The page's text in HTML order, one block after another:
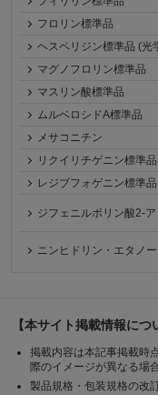
フロリン標準品
ヘスペリジン標準品 (光
マグノフロリン標準品
マスリン酸標準品
ムルベロシドA標準品
メサコニチン
リクイリチゲニン標準品
レジブフォゲニン標準品
ジフェニルボリン酸2-
ニンヒドリン・エタノ
【本サイト掲載情報につ
掲載内容は本記事掲載時
際のイメージが異なる場
製品規格・包装規格の改